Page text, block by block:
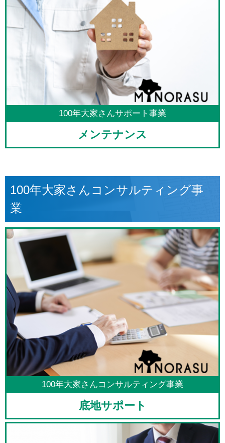
100年大家さんサポート事業
メンテナンス
100年大家さんコンサルティング事
業
100年大家さんコンサルティング事業
底地サポート